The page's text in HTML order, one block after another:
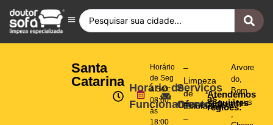
Santa
Catarina Horário de
Funcionamento
Horário
de Seg
a Sex:
08:00
às
18:00
Serviços
Oferecidos
–
Limpeza
de
Estofados
–
Atendemos
as
seguintes
regiões:
Arvore
do,
Bom
Jesus
,